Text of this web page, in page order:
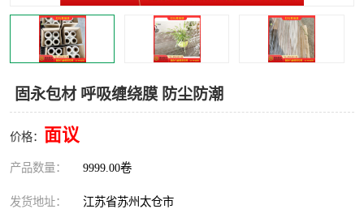
固永包材 呼吸缠绕膜 防尘防潮
价格： 面议
产品数量： 9999.00卷
发货地址： 江苏省苏州太仓市